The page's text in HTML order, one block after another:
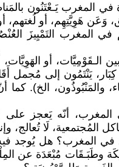
المغرب يَـعْتَنُون
هَوِيَّتِهِم، أو لُغتهم، أو
الـقَوْمِيَّات، أو
يَنْتَمُون إلى مُجمل
والمَنْبُوذُون، الخ).
أنّه يَعجز على
المُجتمعية، لَا تُعالج،
المغرب؟ هل يُوجد فيه
وطَبَـقَات مُبْعَدَة عن